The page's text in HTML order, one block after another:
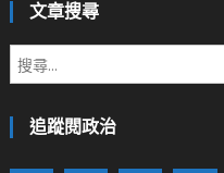
文章搜尋
追蹤閱政治